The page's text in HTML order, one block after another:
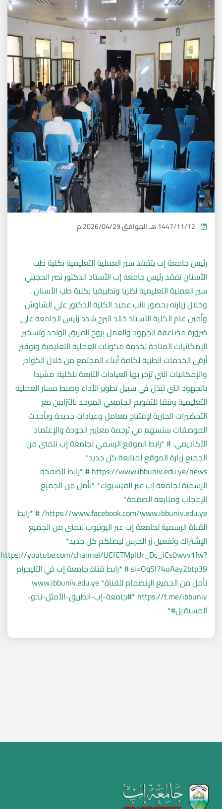
الموافق2026/04/29 م
رئيس جامعة إب يتفقد سير العملية التعليمية بكلية طب
الأسنان تفقد رئيس جامعة إب الأستاذ الدكتور نصر الحجيلي
سير العملية التعليمية نظريا وتطبيقيا بكلية طب الأسنان .
وخلال زيارته بحضور نائب عميد الكلية الدكتور علي الشاوش
وأمين عام الكلية الأستاذ خالد البرح شدد رئيس الجامعة على
ضرورة مضاعفة الجهود والعمل بروح الفريق الواحد وتسخير
الإمكانيات المتاحة لخدمة مكونات العملية التعليمية وتوفير
أرقى الخدمات الطبية لكافة أبناء المجتمع من خلال الكوادر
والإمكانيات التي تزخر بها العيادات التابعة للكلية. مشيدا
بالجهود التي تبذل في سبيل تطوير الأداء وضبط مسار العملية
التعليمية وفقا للتقويم الجامعي الموحد بالتزامن مع
التحضيرات الجارية لإفتتاح معامل وعيادات جديدة وبأحدث
الموصفات ستسهم في ترجمة معايير الجودة والإعتماد
الأكاديمي. # *رابط الموقع الرسمي لجامعة إب نتمنى من
الجميع زيارة الموقع لمتابعة كل جديد*
https://www.ibbuniv.edu.ye/news # *رابط الصفحة
الرسمية لجامعة إب عبر الفيسبوك* *نأمل من الجميع
الإعجاب ومتابعة الصفحة*
https://www.facebook.com/www.ibbuniv.edu.ye/ # *رابط
القناة الرسمية لجامعة إب عبر اليوتيوب نتمنى من الجميع
الإشتراك وتفعيل زر الجرس ليصلكم كل جديد*
https://youtube.com/channel/UCfCTMplUr_Dc_iCs0wvv1fw?
si=OqSl74uAay2btp39 # *رابط قناة جامعة إب في التليجرام
نأمل من الجميع الإنضمام للقناة* www.ibbuniv.edu.ye
https://t.me/ibbuniv *#جامعة-إب-الطريق-الأمثل-نحو-
المستقبل#*